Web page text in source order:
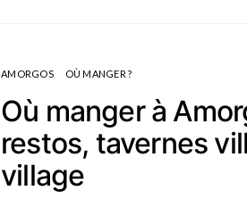
AMORGOS OÙ MANGER ?
Où manger à
restos, tavernes
village